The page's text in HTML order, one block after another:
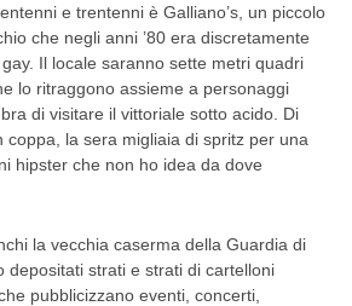
e trentenni è Galliano’s, un piccolo
che negli anni ’80 era discretamente
Il locale saranno sette metri quadri
lo ritraggono assieme a personaggi
di visitare il vittoriale sotto acido. Di
coppa, la sera migliaia di spritz per una
hipster che non ho idea da dove
la vecchia caserma della Guardia di
depositati strati e strati di cartelloni
pubblicizzano eventi, concerti,